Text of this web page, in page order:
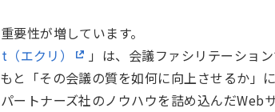
要性が増しています。
エクリ）
」は、会議ファシリテーショ
と「その会議の質を如何に向上させるか」
ートナーズ社のノウハウを詰め込んだWeb